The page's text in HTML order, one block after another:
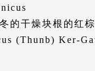
的干燥块根的红
(Thunb) Ker-